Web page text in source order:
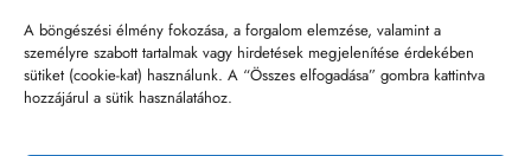
A böngészési élmény fokozása, a forgalom elemzése, valamint a
személyre szabott tartalmak vagy hirdetések megjelenítése érdekében
sütiket (cookie-kat) használunk. A “Összes elfogadása” gombra kattintva
hozzájárul a sütik használatához.